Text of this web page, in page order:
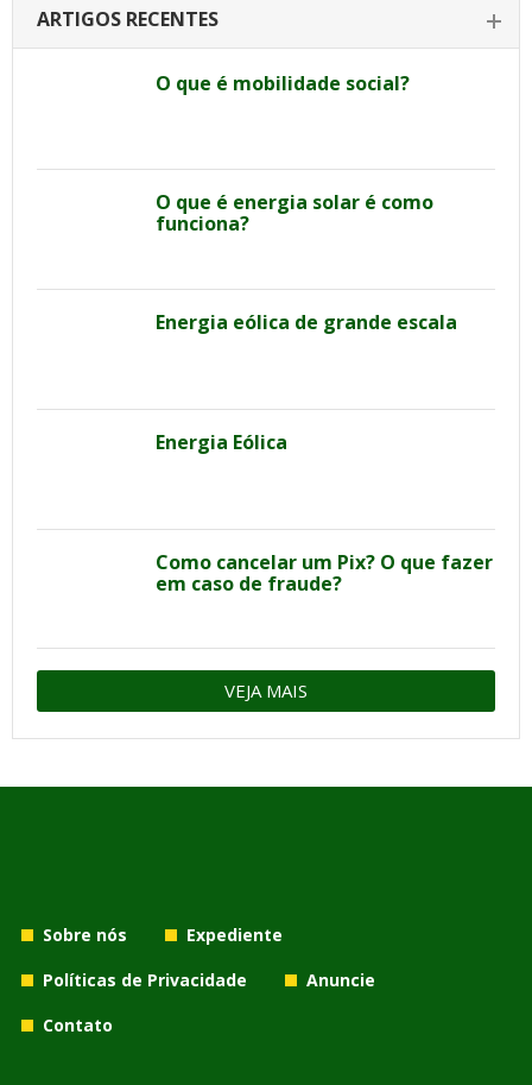
ARTIGOS RECENTES
O que é mobilidade social?
O que é energia solar é como
funciona?
Energia eólica de grande escala
Energia Eólica
Como cancelar um Pix? O que fazer
em caso de fraude?
VEJA MAIS
Sobre nós
Expediente
Políticas de Privacidade
Anuncie
Contato